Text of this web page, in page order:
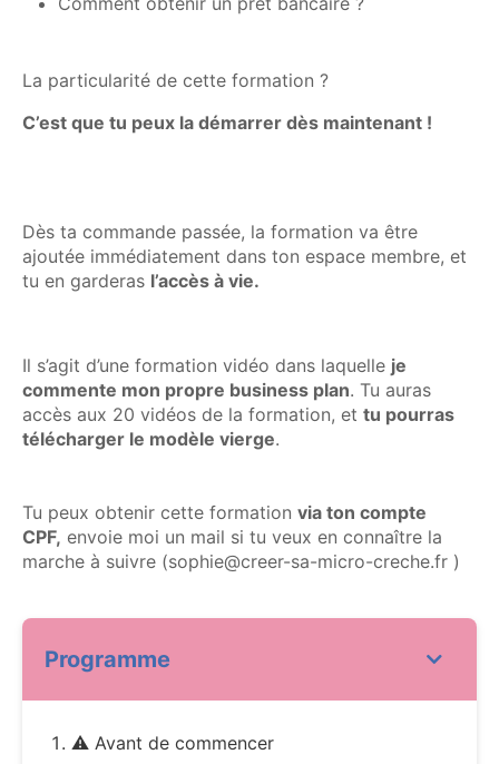
La particularité de cette formation ?
C’est que tu peux la démarrer dès maintenant !
Dès ta commande passée, la formation va être
ajoutée immédiatement dans ton espace membre, et
tu en garderas l’accès à vie.
Il s’agit d’une formation vidéo dans laquelle je
commente mon propre business plan. Tu auras
accès aux 20 vidéos de la formation, et tu pourras
télécharger le modèle vierge.
Tu peux obtenir cette formation via ton compte
CPF, envoie moi un mail si tu veux en connaître la
marche à suivre (sophie@creer-sa-micro-creche.fr )
Programme
⚠️ Avant de commencer